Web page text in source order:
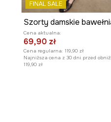
Gładki, różowy wzór
stylizowania.
FINAL SALE
Cena aktualna:
69,90 zł
Cena regularna: 119,90 zł
Najniższa cena z 30 dni przed
119,90 zł